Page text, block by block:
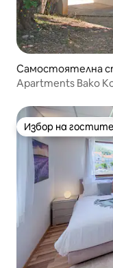
Самостоятелна
Apartments Bako
Избор на гостите
Избор на гостите